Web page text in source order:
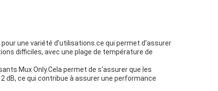
une variété d'utilisations.ce qui permet d'assurer
difficiles, avec une plage de température de
Mux Only.Cela permet de s'assurer que les
dB, ce qui contribue à assurer une performance